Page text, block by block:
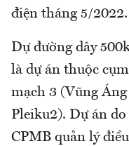
điện tháng 5/2022.
Dự đường dây
là dự án thuộc
mạch 3 (Vũng
Pleiku2). Dự án
CPMB quản lý